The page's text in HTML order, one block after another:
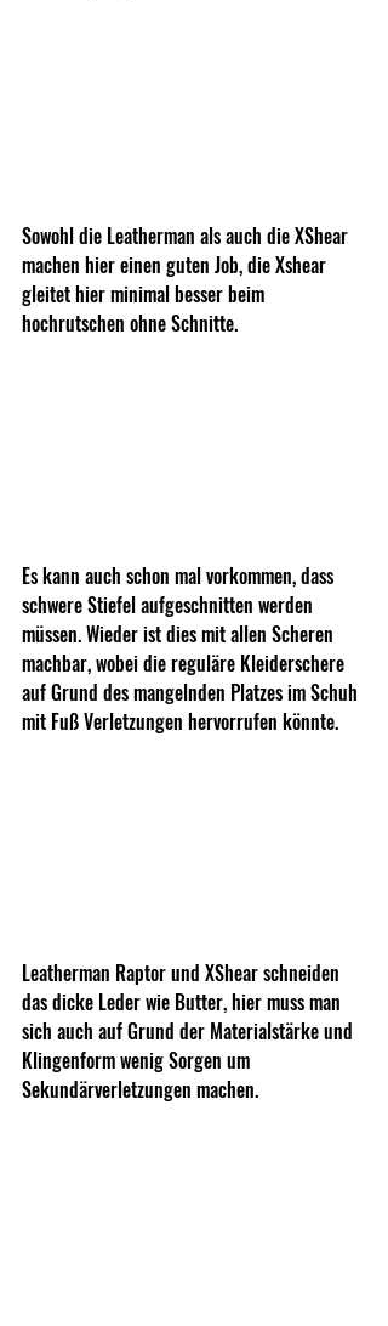
Sowohl die Leatherman als auch die XShear
machen hier einen guten Job, die Xshear
gleitet hier minimal besser beim
hochrutschen ohne Schnitte.
Es kann auch schon mal vorkommen, dass
schwere Stiefel aufgeschnitten werden
müssen. Wieder ist dies mit allen Scheren
machbar, wobei die reguläre Kleiderschere
auf Grund des mangelnden Platzes im Schuh
mit Fuß Verletzungen hervorrufen könnte.
Leatherman Raptor und XShear schneiden
das dicke Leder wie Butter, hier muss man
sich auch auf Grund der Materialstärke und
Klingenform wenig Sorgen um
Sekundärverletzungen machen.